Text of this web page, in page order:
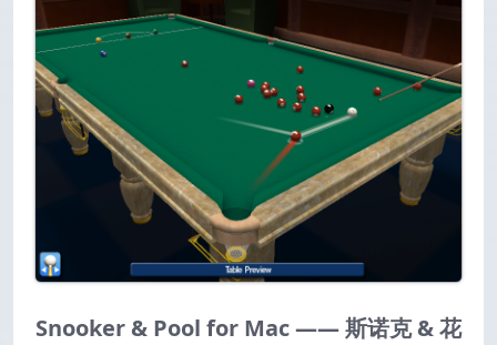
Snooker & Pool for Mac ——斯诺克 & 花